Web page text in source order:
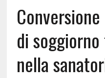
di
nella